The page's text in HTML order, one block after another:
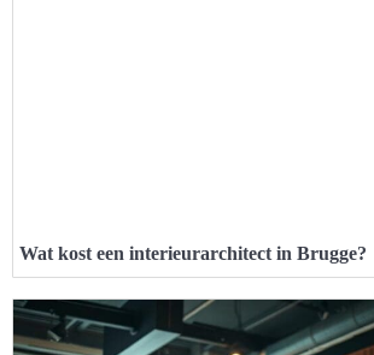
Wat kost een interieurarchitect in Brugge?